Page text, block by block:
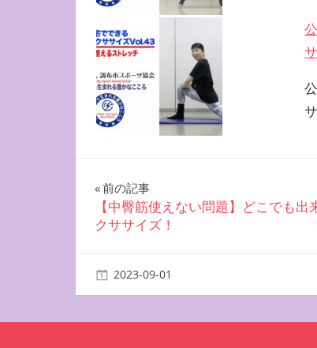
投
稿
ビ
ゲ
前の記事
【中臀筋使えない問題】どこでも出
クササイズ！
2023-09-01